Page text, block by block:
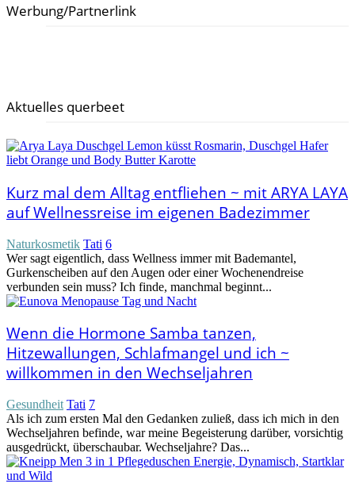
Werbung/Partnerlink
Aktuelles querbeet
Kurz mal dem Alltag entfliehen ~ mit ARYA LAYA
auf Wellnessreise im eigenen Badezimmer
Naturkosmetik Tati 6
Wer sagt eigentlich, dass Wellness immer mit Bademantel,
Gurkenscheiben auf den Augen oder einer Wochenendreise
verbunden sein muss? Ich finde, manchmal beginnt...
Wenn die Hormone Samba tanzen,
Hitzewallungen, Schlafmangel und ich ~
willkommen in den Wechseljahren
Gesundheit Tati 7
Als ich zum ersten Mal den Gedanken zuließ, dass ich mich in den
Wechseljahren befinde, war meine Begeisterung darüber, vorsichtig
ausgedrückt, überschaubar. Wechseljahre? Das...